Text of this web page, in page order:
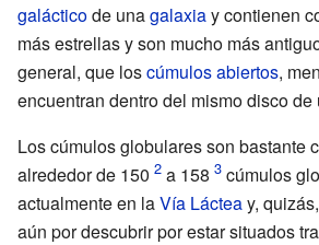
galácticode unagalaxiay contienen
más estrellas y son mucho más
general, que loscúmulos abiertos,
encuentran dentro del mismo disco de
Los cúmulos globulares son bastante
alrededor de 150
a 158
cúmulos
actualmente en laVía Lácteay,
aún por descubrir por estar situados